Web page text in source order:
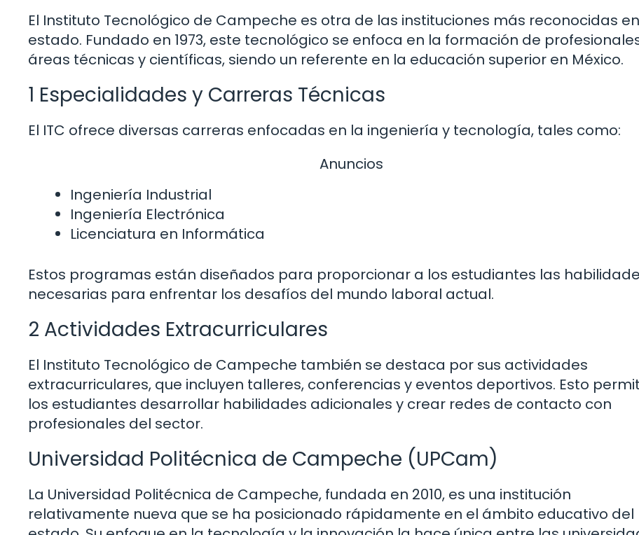
El Instituto Tecnológico de Campeche es otra de las instituciones más reconocidas
estado. Fundado en 1973, este tecnológico se enfoca en la formación de
áreas técnicas y científicas, siendo un referente en la educación superior en México.
1 Especialidades y Carreras Técnicas
El ITC ofrece diversas carreras enfocadas en la ingeniería y tecnología, tales como:
Anuncios
Ingeniería Industrial
Ingeniería Electrónica
Licenciatura en Informática
Estos programas están diseñados para proporcionar a los estudiantes las
necesarias para enfrentar los desafíos del mundo laboral actual.
2 Actividades Extracurriculares
El Instituto Tecnológico de Campeche también se destaca por sus actividades
extracurriculares, que incluyen talleres, conferencias y eventos deportivos. Esto
los estudiantes desarrollar habilidades adicionales y crear redes de contacto con
profesionales del sector.
Universidad Politécnica de Campeche (UPCam)
La Universidad Politécnica de Campeche, fundada en 2010, es una institución
relativamente nueva que se ha posicionado rápidamente en el ámbito educativo del